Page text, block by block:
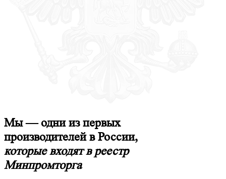
Мы — одни из первых
производителей в России,
которые входят в реестр
Минпромторга